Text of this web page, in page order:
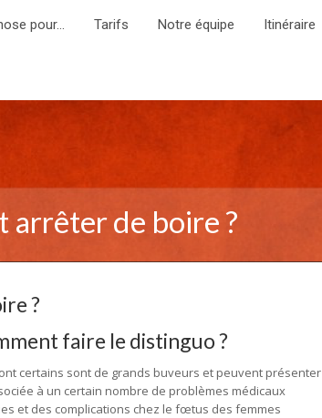
pour… Tarifs Notre équipe Itinéraire
arrêter de boire ?
?
faire le distinguo ?
certains sont de grands buveurs et peuvent présenter
à un certain nombre de problèmes médicaux
et des complications chez le fœtus des femmes